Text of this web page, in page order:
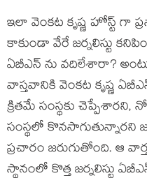
ఇలా వెంకట కృష్ణ హోస్ట్ గా
కాకుండా వేరే జర్నలిస్టు
ఏబీఎన్ ను వదిలేశారా?
వాస్తవానికి వెంకట కృష్ణ
క్రితమే సంస్థకు
సంస్థలో కొనసాగుతున్నారని
ప్రచారం జరుగుతోంది. ఆ
స్థానంలో కొత్త జర్నలిస్టు